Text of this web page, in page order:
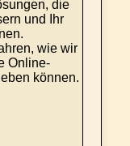
die
und Ihr
wie wir
Online-
können.